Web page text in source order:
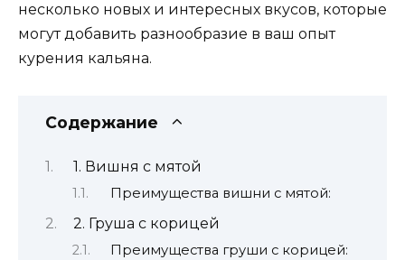
несколько новых и интересных вкусов, которые
могут добавить разнообразие в ваш опыт
курения кальяна.
Содержание
1. Вишня с мятой
Преимущества вишни с мятой:
2. Груша с корицей
Преимущества груши с корицей: